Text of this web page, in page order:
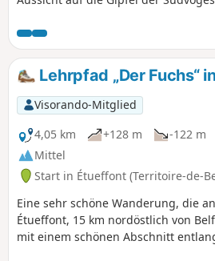
Bauernhöfe, eine schöne
schöne Teiche, eine alte Mühle...
ausgeschildert.
Lehrpfad „Der Fuchs“
Visorando-Mitglied
4,05 km
+128 m -122 m
Mittel
Start in Étueffont (Territoire-de-
Eine sehr schöne Wanderung, die
Étueffont, 15 km nordöstlich von
mit einem schönen Abschnitt